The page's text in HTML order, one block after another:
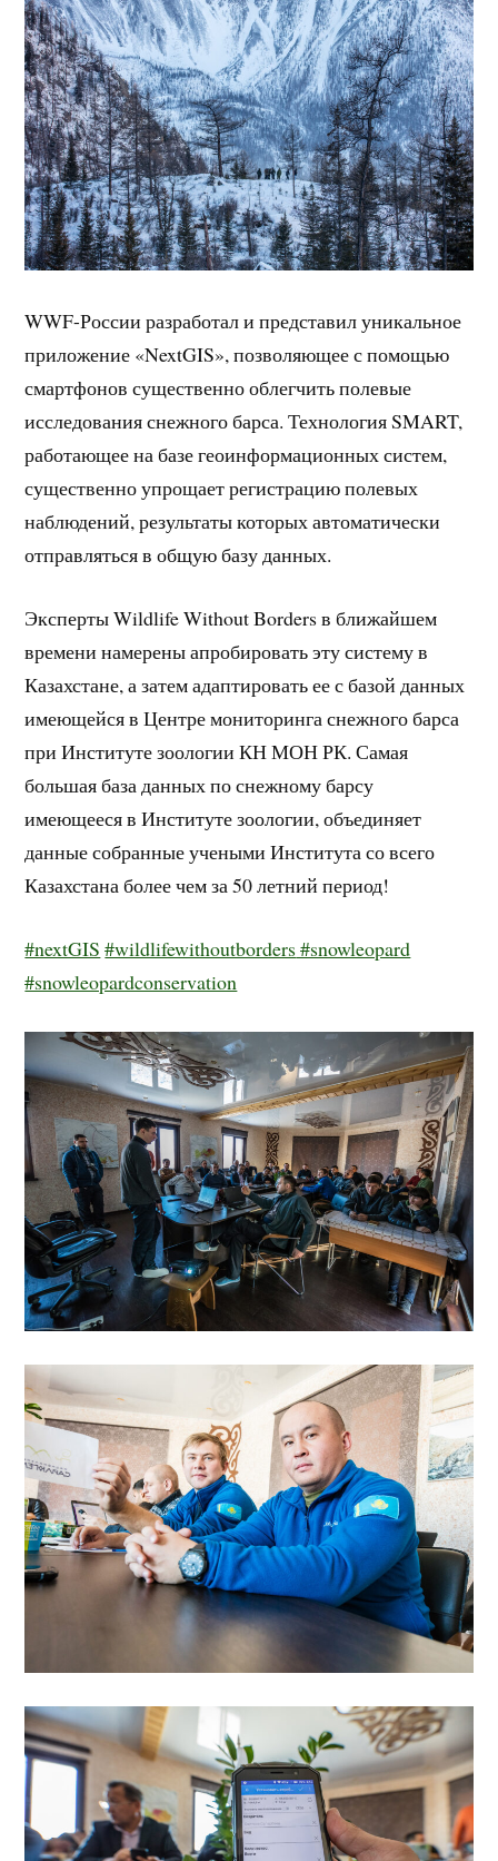
WWF-России разработал и представил уникальное
приложение «NextGIS», позволяющее с помощью
смартфонов существенно облегчить полевые
исследования снежного барса. Технология SMART,
работающее на базе геоинформационных систем,
существенно упрощает регистрацию полевых
наблюдений, результаты которых автоматически
отправляться в общую базу данных.
Эксперты Wildlife Without Borders в ближайшем
времени намерены апробировать эту систему в
Казахстане, а затем адаптировать ее с базой данных
имеющейся в Центре мониторинга снежного барса
при Институте зоологии КН МОН РК. Самая
большая база данных по снежному барсу
имеющееся в Институте зоологии, объединяет
данные собранные учеными Института со всего
Казахстана более чем за 50 летний период!
#nextGIS #wildlifewithoutborders#snowleopard
#snowleopardconservation